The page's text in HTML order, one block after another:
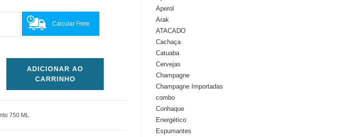
Aperol
Arak
ATACADO
Cachaça
Catuaba
Cervejas
Champagne
Champagne Importadas
combo
Conhaque
Energético
Espumantes
Calcular Frete
ADICIONAR AO
CARRINHO
750 ML